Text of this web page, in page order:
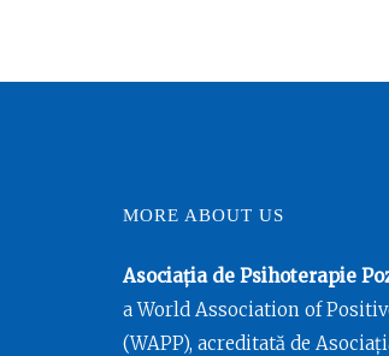
MORE ABOUT US
Asociația de Psihoterapie
a World Association of
(WAPP), acreditată de